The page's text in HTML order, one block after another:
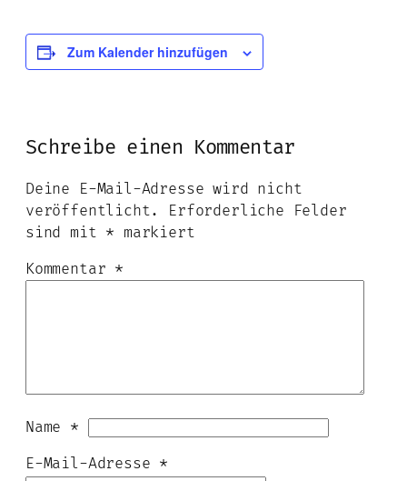
Zum Kalender hinzufügen
Schreibe einen Kommentar
Deine E-Mail-Adresse wird nicht
veröffentlicht.
Erforderliche Felder
sind mit * markiert
Kommentar *
Name *
E-Mail-Adresse *